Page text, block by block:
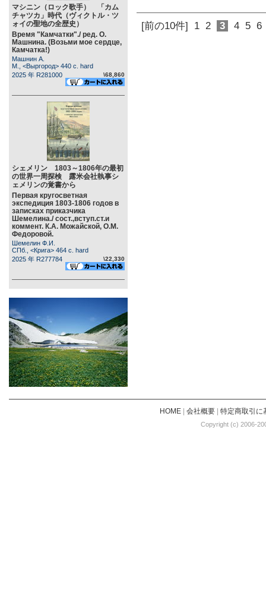
マシニン（ロック歌手） 「カム
チャツカ」時代（ヴィクトル・ツ
ォイの聖地の全歴史）
Время "Камчатки"./ ред. О.
Машнина. (Возьми мое сердце,
Камчатка!)
Машнин А.
М., <Выргород> 440 c. hard
2025 年 R281000
\68,860
シェメリン 1803～1806年の最初
の世界一周探検 露米会社執事シ
ェメリンの覚書から
Первая кругосветная
экспедиция 1803-1806 годов в
записках приказчика
Шемелина./ сост.,вступ.ст.и
коммент. К.А. Можайской, О.М.
Федоровой.
Шемелин Ф.И.
СПб., <Крига> 464 c. hard
2025 年 R277784
\22,330
[前の10件] 1 2 3 4 5 6
HOME| 会社概要| 特定商取引に
Copyright (c) 2006-